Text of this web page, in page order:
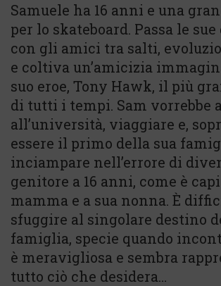
Samuele ha 16 anni e una
per lo skateboard. Passa le
con gli amici tra salti,
e coltiva un’amicizia
suo eroe, Tony Hawk, il più
di tutti i tempi. Sam vorrebbe
all’università, viaggiare e,
essere il primo della sua
inciampare nell’errore di
genitore a 16 anni, come è
mamma e a sua nonna. È
sfuggire al singolare destino
famiglia, specie quando
è meravigliosa e sembra
tutto ciò che desidera…